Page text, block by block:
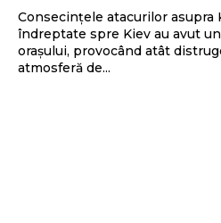
Consecințele atacurilor asupra
îndreptate spre Kiev au avut
orașului, provocând atât
atmosferă de...